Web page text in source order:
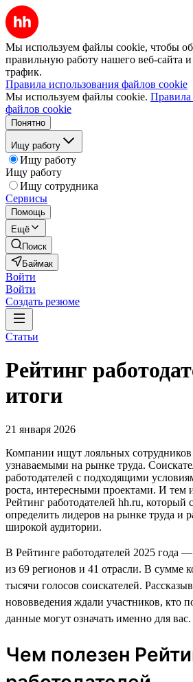
Мы используем файлы cookie, чтобы
правильную работу нашего веб-сайта и
трафик.
Правила использования файлов cookie
Мы используем файлы cookie. Правила
файлов cookie
Понятно
Ищу работу
Ищу работу
Ищу работу
Ищу сотрудника
Сервисы
Помощь
Ещё
Поиск
Баймак
Войти
Войти
Создать резюме
Статьи
Рейтинг
итоги
21 января 2026
Компании ищут лояльных сотрудников
узнаваемыми на рынке труда.
работодателей с подходящими
роста, интересными проектами. И тем
Рейтинг работодателей hh.ru, который
определить лидеров на рынке труда и
широкой аудитории.
В Рейтинге работодателей 2025 года
из 69 регионов и 41 отрасли. В сумме
тысячи голосов соискателей.
нововведения ждали участников, кто
данные могут означать именно для вас.
Чем полезен